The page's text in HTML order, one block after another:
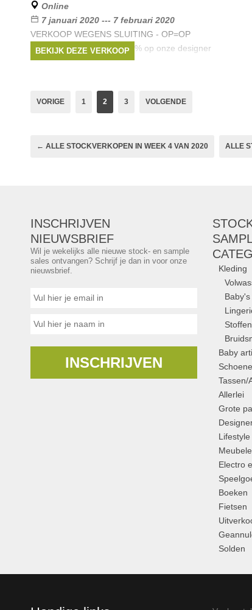
Online
7 januari 2020 --- 7 februari 2020
VERKOOP WEGENS SLUITING - OP=OP
Kortingen tot meer dan -50% op onze designer
handtassen en kleine lederwaren van
Bisonte, de Franse luxe maroquinier Delage
Merken:
See by Chloé Porsche Design
BEKIJK DEZE VERKOOP
VORIGE 1 2 3 VOLGENDE
← ALLE STOCKVERKOPEN IN WEEK 4 VAN 2020 ALLE
INSCHRIJVEN
NIEUWSBRIEF
Wil je wekelijks alle nieuwe stock- en sample
sales ontvangen? Schrijf je dan in voor onze
nieuwsbrief.
INSCHRIJVEN
Kleding
Baby
Tassen/
Allerlei
Grote
Lifestyle
Electro
Boeken
Fietsen
Solden